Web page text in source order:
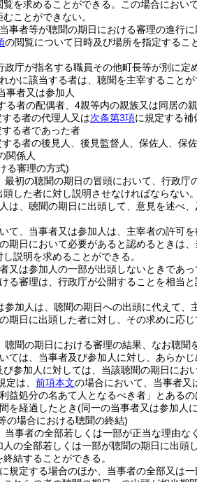
を求めることができる。
この場合におい
ことができない。
事者等が聴聞の期日における審理の進行
の閲覧について日時及び場所を指定するこ
政庁が指名する職員その他町長等が別に定
かに該当する者は、聴聞を主宰することが
事者又は参加人
る者の配偶者、4親等内の親族又は同居の
する者の代理人又は次条第3項に規定する補
する者であった者
する者の後見人、後見監督人、保佐人、保
関係人
る審理の方式)
最初の聴聞の期日の冒頭において、行政
した者に対し説明させなければならない。
は、聴聞の期日に出頭して、意見を述べ
て、当事者又は参加人は、主宰者の許可
期日において必要があると認めるときは
説明を求めることができる。
又は参加人の一部が出頭しないときであ
る審理は、行政庁が公開することを相当と
参加人は、聴聞の期日への出頭に代えて、
期日に出頭した者に対し、その求めに応じ
聴聞の期日における審理の結果、なお聴聞
ては、当事者及び参加人に対し、あらか
参加人に対しては、当該聴聞の期日にお
定は、 前項本文の場合において、当事者又
益処分の名あて人となるべき者」とある
を経過したとき(同一の当事者又は参加人
の場合における聴聞の終結)
当事者の全部若しくは一部が正当な理由な
人の全部若しくは一部が聴聞の期日に出
結することができる。
に規定する場合のほか、当事者の全部又は